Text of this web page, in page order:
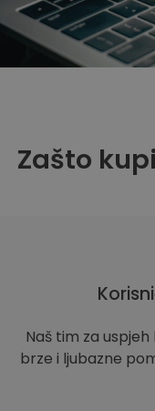
Zašto
Naš tim za
brze i ljubazne